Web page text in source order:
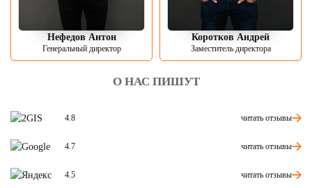
Нефедов Антон
Генеральный директор
Коротков Андрей
Заместитель директора
О НАС ПИШУТ
4.8 читать отзывы
4.7 читать отзывы
4.5 читать отзывы